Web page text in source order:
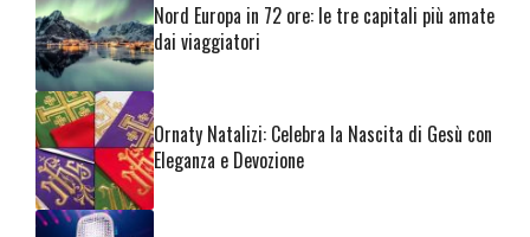
Nord Europa in 72 ore: le tre capitali più amate
dai viaggiatori
Ornaty Natalizi: Celebra la Nascita di Gesù con
Eleganza e Devozione